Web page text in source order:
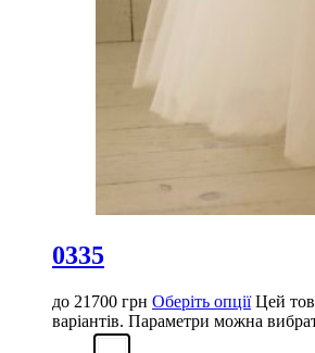
0335
до 21700 грн Оберіть опції Цей
варіантів. Параметри можна